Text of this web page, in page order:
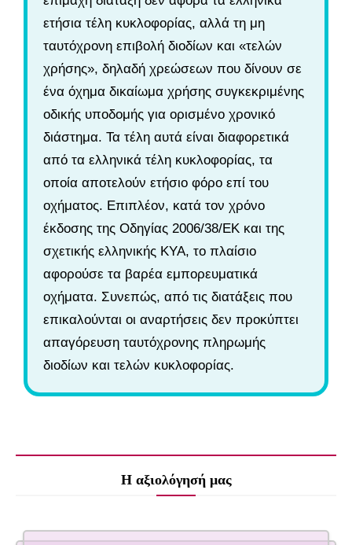
ετήσια τέλη κυκλοφορίας, αλλά τη μη
ταυτόχρονη επιβολή διοδίων και «τελών
χρήσης», δηλαδή χρεώσεων που δίνουν σε
ένα όχημα δικαίωμα χρήσης συγκεκριμένης
οδικής υποδομής για ορισμένο χρονικό
διάστημα. Τα τέλη αυτά είναι διαφορετικά
από τα ελληνικά τέλη κυκλοφορίας, τα
οποία αποτελούν ετήσιο φόρο επί του
οχήματος. Επιπλέον, κατά τον χρόνο
έκδοσης της Οδηγίας 2006/38/ΕΚ και της
σχετικής ελληνικής ΚΥΑ, το πλαίσιο
αφορούσε τα βαρέα εμπορευματικά
οχήματα. Συνεπώς, από τις διατάξεις που
επικαλούνται οι αναρτήσεις δεν προκύπτει
απαγόρευση ταυτόχρονης πληρωμής
διοδίων και τελών κυκλοφορίας.
Η αξιολόγησή μας